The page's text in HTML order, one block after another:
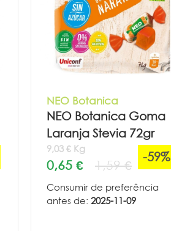
NEO Botanica
NEO Botanica Goma
Laranja Stevia 72gr
9,03 € Kg
0,65 € 1,59 €
-59%
Consumir de preferência
antes de: 2025-11-09